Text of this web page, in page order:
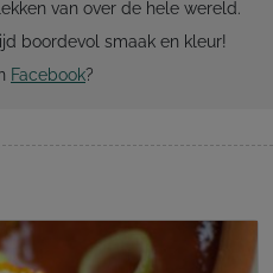
van over de hele wereld.
boordevol smaak en kleur!
Facebook?